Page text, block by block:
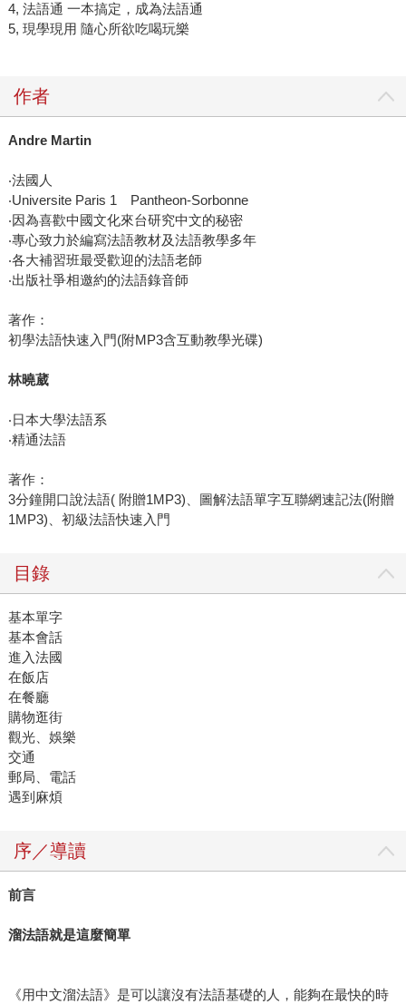
4, 法語通 一本搞定，成為法語通
5, 現學現用 隨心所欲吃喝玩樂
作者
Andre Martin
‧法國人
‧Universite Paris 1 Pantheon-Sorbonne
‧因為喜歡中國文化來台研究中文的秘密
‧專心致力於編寫法語教材及法語教學多年
‧各大補習班最受歡迎的法語老師
‧出版社爭相邀約的法語錄音師
著作：
初學法語快速入門(附MP3含互動教學光碟)
林曉葳
‧日本大學法語系
‧精通法語
著作：
3分鐘開口說法語( 附贈1MP3)、圖解法語單字互聯網速記法(附贈
1MP3)、初級法語快速入門
目錄
基本單字
基本會話
進入法國
在飯店
在餐廳
購物逛街
觀光、娛樂
交通
郵局、電話
遇到麻煩
序／導讀
前言
溜法語就是這麼簡單
《用中文溜法語》是可以讓沒有法語基礎的人，能夠在最快的時